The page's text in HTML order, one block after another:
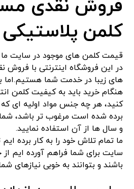
فروش نقدی
کلمن
قیمت کلمن های موجود در سایت ما
در این فروشگاه اینترنتی با
های زیبا در خدمت شما هستیم.اما
هنگام خرید باید به کیفیت کلمن
کنید، هر چه جنس مواد اولیه ای
برده شده است مرغوب تر باشد، شما
و سال ها از آن استفاده نمایید.
ما تمام تلاش خود را به کار برده
سایت برای شما فراهم آورده ایم
باشند و بتوانند به خوبی نیازهای